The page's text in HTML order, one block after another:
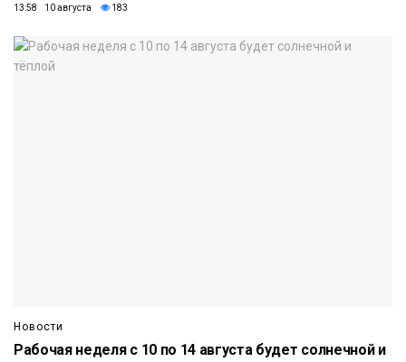
13:58 10 августа 183
Новости
Рабочая неделя с 10 по 14 августа будет солнечной и